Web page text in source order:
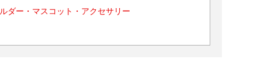
ダー・マスコット・アクセサリー